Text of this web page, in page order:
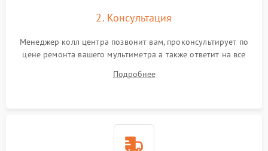
2. Консультация
Менеджер колл центра позвонит вам, проконсультирует по
цене ремонта вашего мультиметра а также ответит на все
Подробнее